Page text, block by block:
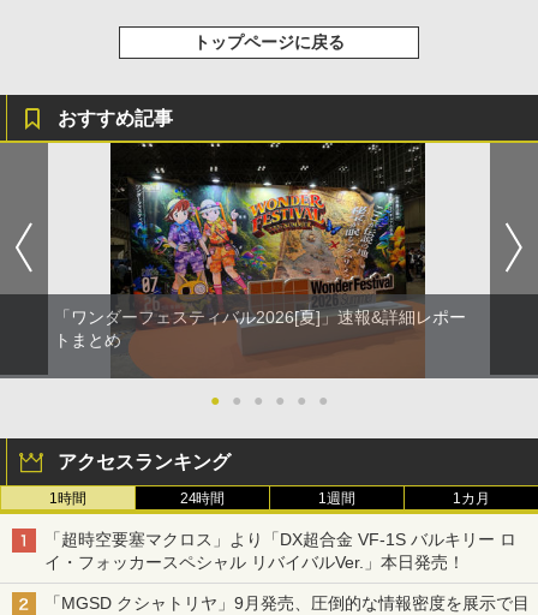
トップページに戻る
おすすめ記事
「ワンダーフェスティバル2026[夏]」速報&詳細レポー
トまとめ
● ● ● ● ● ●
アクセスランキング
1時間 24時間 1週間 1カ月
「超時空要塞マクロス」より「DX超合金 VF-1S バルキリー ロ
イ・フォッカースペシャル リバイバルVer.」本日発売！
「MGSD クシャトリヤ」9月発売、圧倒的な情報密度を展示で目